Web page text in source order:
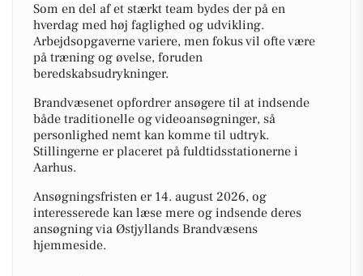
Som en del af et stærkt team bydes der på en
hverdag med høj faglighed og udvikling.
Arbejdsopgaverne variere, men fokus vil ofte være
på træning og øvelse, foruden
beredskabsudrykninger.
Brandvæsenet opfordrer ansøgere til at indsende
både traditionelle og videoansøgninger, så
personlighed nemt kan komme til udtryk.
Stillingerne er placeret på fuldtidsstationerne i
Aarhus.
Ansøgningsfristen er 14. august 2026, og
interesserede kan læse mere og indsende deres
ansøgning via Østjyllands Brandvæsens
hjemmeside.